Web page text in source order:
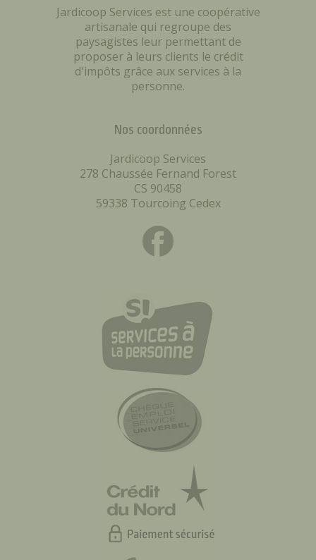
Jardicoop Services est une coopérative
artisanale qui regroupe des
paysagistes leur permettant de
proposer à leurs clients le crédit
d'impôts grâce aux services à la
personne.
Nos coordonnées
Jardicoop Services
278 Chaussée Fernand Forest
CS 90458
59338 Tourcoing Cedex